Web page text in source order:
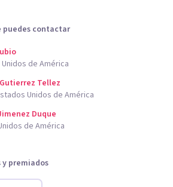
puedes contactar
de América
Tellez
Unidos de América
Duque
de América
y premiados